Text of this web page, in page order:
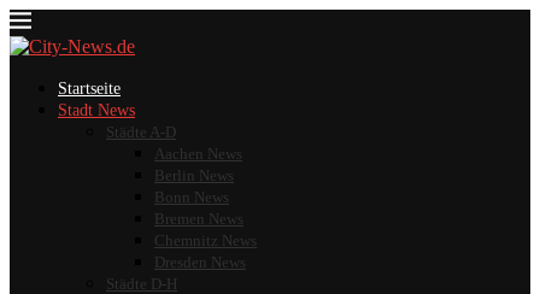
Startseite
Stadt News
Städte A-D
Aachen News
Berlin News
Bonn News
Bremen News
Chemnitz News
Dresden News
Städte D-H